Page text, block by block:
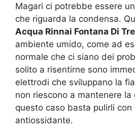
Magari ci potrebbe essere
che riguarda la condensa.
Acqua Rinnai Fontana Di
ambiente umido, come ad
normale che ci siano dei
solito a risentirne sono
elettrodi che sviluppano la
non riescono a mantenere
questo caso basta pulirli
antiossidante.